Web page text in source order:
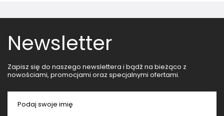
Newsletter
Zapisz się do naszego newslettera i bądź na bieżąco z
nowościami, promocjami oraz specjalnymi ofertami.
Podaj swoje imię